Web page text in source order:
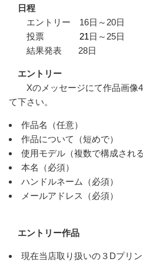
日程
エントリー 16日～20日
投票 21日～25日
結果発表 28日
エントリー
Xのメッセージにて作品画像4
て下さい。
作品名（任意）
作品について（短めで）
使用モデル（複数で構成され
本名（必須）
ハンドルネーム（必須）
メールアドレス（必須）
エントリー作品
現在当店取り扱いの３Dプリ